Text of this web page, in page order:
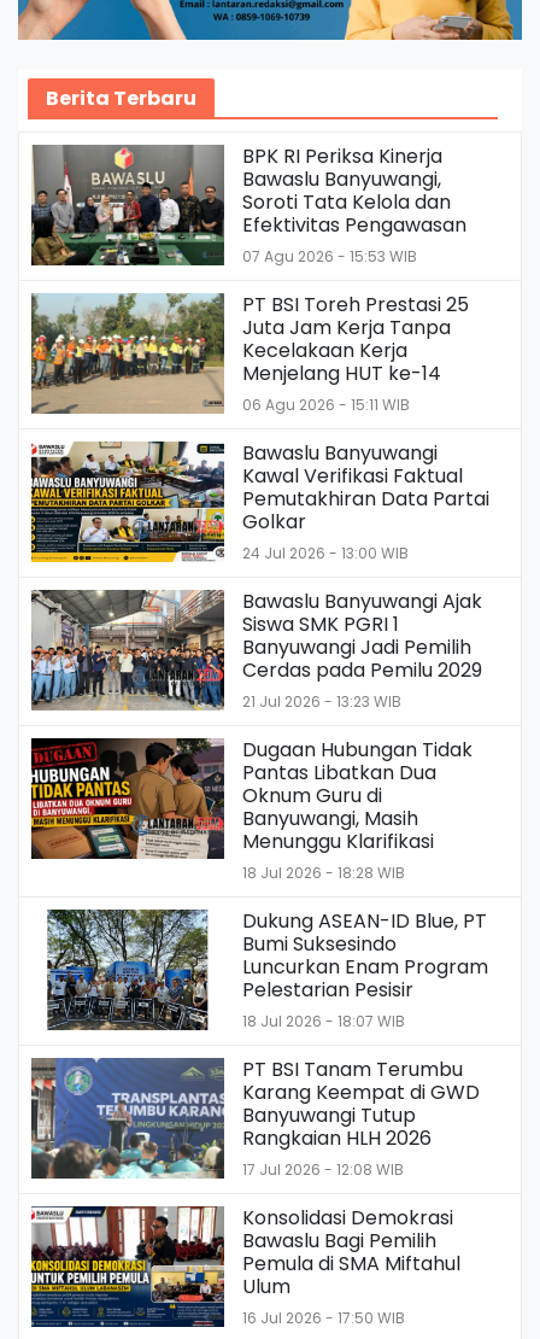
Berita Terbaru
BPK RI Periksa Kinerja
Bawaslu Banyuwangi,
Soroti Tata Kelola dan
Efektivitas Pengawasan
07 Agu 2026 - 15:53 WIB
PT BSI Toreh Prestasi 25
Juta Jam Kerja Tanpa
Kecelakaan Kerja
Menjelang HUT ke-14
06 Agu 2026 - 15:11 WIB
Bawaslu Banyuwangi
Kawal Verifikasi Faktual
Pemutakhiran Data Partai
Golkar
24 Jul 2026 - 13:00 WIB
Bawaslu Banyuwangi Ajak
Siswa SMK PGRI 1
Banyuwangi Jadi Pemilih
Cerdas pada Pemilu 2029
21 Jul 2026 - 13:23 WIB
Dugaan Hubungan Tidak
Pantas Libatkan Dua
Oknum Guru di
Banyuwangi, Masih
Menunggu Klarifikasi
18 Jul 2026 - 18:28 WIB
Dukung ASEAN-ID Blue, PT
Bumi Suksesindo
Luncurkan Enam Program
Pelestarian Pesisir
18 Jul 2026 - 18:07 WIB
PT BSI Tanam Terumbu
Karang Keempat di GWD
Banyuwangi Tutup
Rangkaian HLH 2026
17 Jul 2026 - 12:08 WIB
Konsolidasi Demokrasi
Bawaslu Bagi Pemilih
Pemula di SMA Miftahul
Ulum
16 Jul 2026 - 17:50 WIB